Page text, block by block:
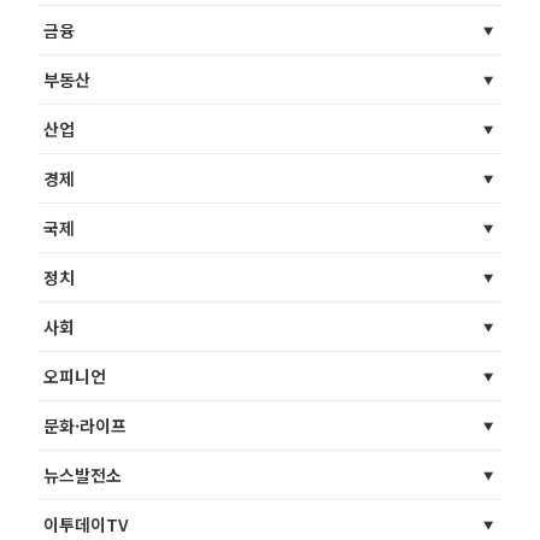
금융
부동산
산업
경제
국제
정치
사회
오피니언
문화·라이프
뉴스발전소
이투데이TV